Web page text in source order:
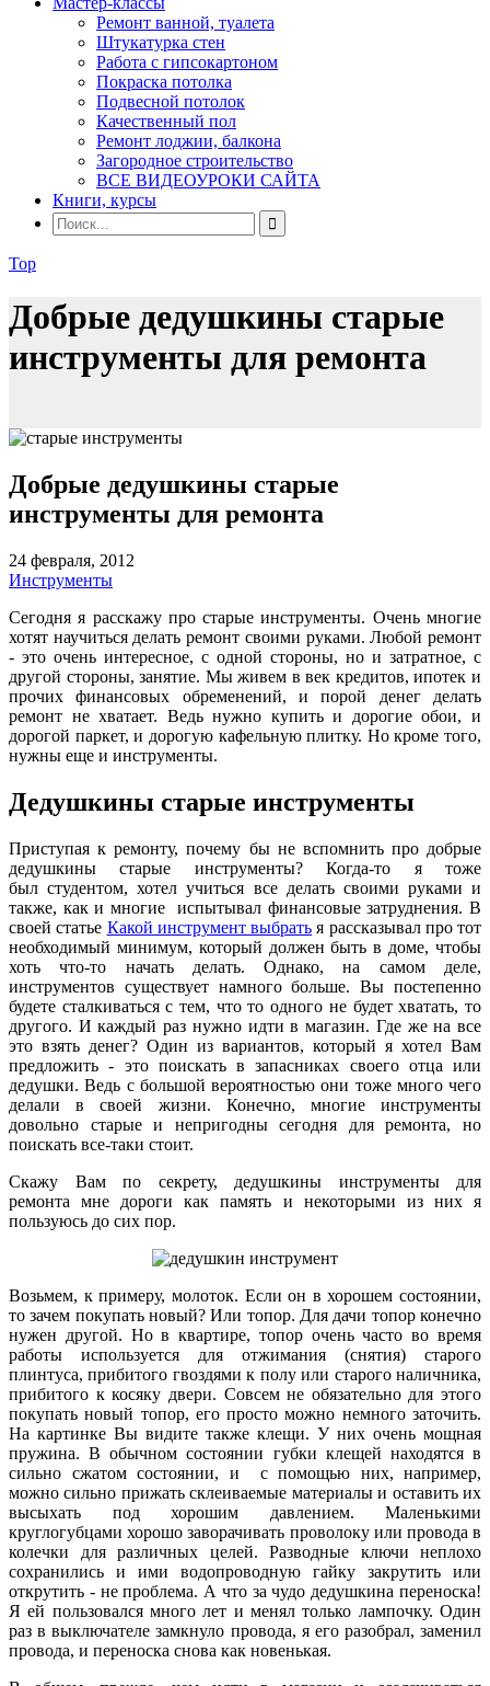
Ремонт ванной, туалета
Штукатурка стен
Работа с гипсокартоном
Покраска потолка
Подвесной потолок
Качественный пол
Ремонт лоджии, балкона
Загородное строительство
ВСЕ ВИДЕОУРОКИ САЙТА
Книги, курсы
Top
Добрые дедушкины старые
инструменты для ремонта
Добрые дедушкины старые
инструменты для ремонта
24 февраля, 2012
Инструменты
Сегодня я расскажу про старые инструменты. Очень многие
хотят научиться делать ремонт своими руками. Любой ремонт
- это очень интересное, с одной стороны, но и затратное, с
другой стороны, занятие. Мы живем в век кредитов, ипотек и
прочих финансовых обременений, и порой денег делать
ремонт не хватает. Ведь нужно купить и дорогие обои, и
дорогой паркет, и дорогую кафельную плитку. Но кроме того,
нужны еще и инструменты.
Дедушкины старые инструменты
Приступая к ремонту, почему бы не вспомнить про добрые
дедушкины старые инструменты? Когда-то я тоже
был студентом, хотел учиться все делать своими руками и
также, как и многие испытывал финансовые затруднения. В
своей статье Какой инструмент выбрать я рассказывал про тот
необходимый минимум, который должен быть в доме, чтобы
хоть что-то начать делать. Однако, на самом деле,
инструментов существует намного больше. Вы постепенно
будете сталкиваться с тем, что то одного не будет хватать, то
другого. И каждый раз нужно идти в магазин. Где же на все
это взять денег? Один из вариантов, который я хотел Вам
предложить - это поискать в запасниках своего отца или
дедушки. Ведь с большой вероятностью они тоже много чего
делали в своей жизни. Конечно, многие инструменты
довольно старые и непригодны сегодня для ремонта, но
поискать все-таки стоит.
Скажу Вам по секрету, дедушкины инструменты для
ремонта мне дороги как память и некоторыми из них я
пользуюсь до сих пор.
Возьмем, к примеру, молоток. Если он в хорошем состоянии,
то зачем покупать новый? Или топор. Для дачи топор конечно
нужен другой. Но в квартире, топор очень часто во время
работы используется для отжимания (снятия) старого
плинтуса, прибитого гвоздями к полу или старого наличника,
прибитого к косяку двери. Совсем не обязательно для этого
покупать новый топор, его просто можно немного заточить.
На картинке Вы видите также клещи. У них очень мощная
пружина. В обычном состоянии губки клещей находятся в
сильно сжатом состоянии, и с помощью них, например,
можно сильно прижать склеиваемые материалы и оставить их
высыхать под хорошим давлением. Маленькими
круглогубцами хорошо заворачивать проволоку или провода в
колечки для различных целей. Разводные ключи неплохо
сохранились и ими водопроводную гайку закрутить или
открутить - не проблема. А что за чудо дедушкина переноска!
Я ей пользовался много лет и менял только лампочку. Один
раз в выключателе замкнуло провода, я его разобрал, заменил
провода, и переноска снова как новенькая.